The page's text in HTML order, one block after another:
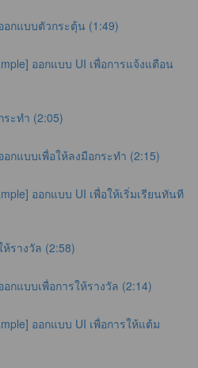
อกแบบตัวกระตุ้น (1:49)
ออกแบบ UI เพื่อการแจ้งแตือน
ระทำ (2:05)
อกแบบเพื่อให้ลงมือกระทำ (2:15)
ออกแบบ UI เพื่อให้เริ่มเรียนทันที
รางวัล (2:58)
กแบบเพื่อการให้รางวัล (2:14)
ออกแบบ UI เพื่อการให้แต้ม